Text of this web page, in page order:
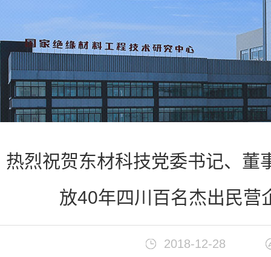
热烈祝贺东材科技党委书记、董
放40年四川百名杰出民营
2018-12-28